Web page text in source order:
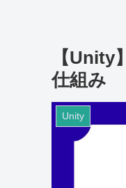
【
仕組み
Unity